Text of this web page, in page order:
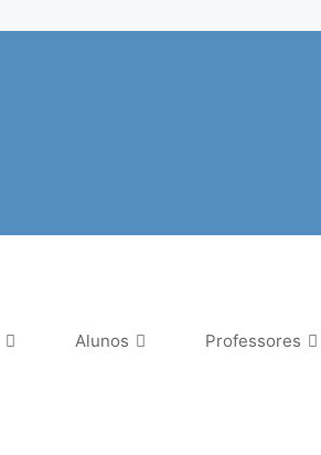
Alunos Professores